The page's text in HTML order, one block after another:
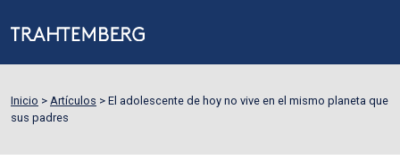
Inicio > Artículos > El adolescente de hoy no vive en el mismo planeta que
sus padres